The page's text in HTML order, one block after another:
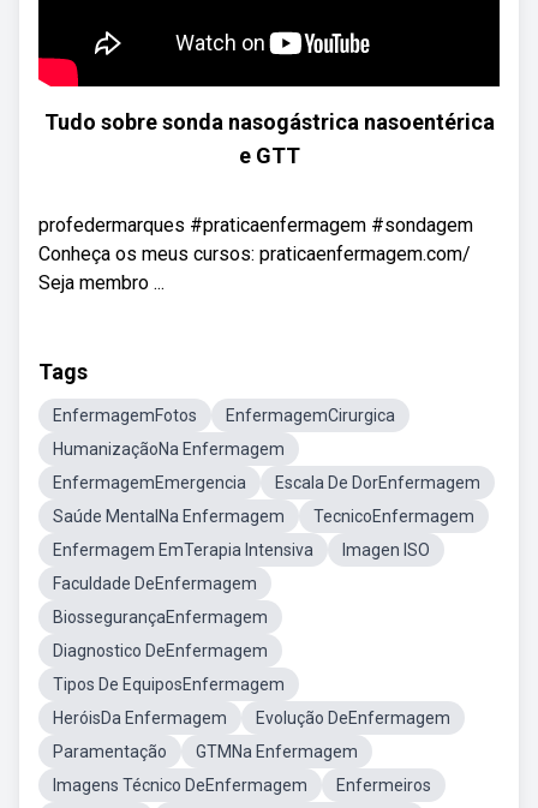
Tudo sobre sonda nasogástrica nasoentérica
e GTT
profedermarques #praticaenfermagem #sondagem
Conheça os meus cursos: praticaenfermagem.com/
Seja membro ...
Tags
EnfermagemFotos
EnfermagemCirurgica
HumanizaçãoNa Enfermagem
EnfermagemEmergencia
Escala De DorEnfermagem
Saúde MentalNa Enfermagem
TecnicoEnfermagem
Enfermagem EmTerapia Intensiva
Imagen ISO
Faculdade DeEnfermagem
BiossegurançaEnfermagem
Diagnostico DeEnfermagem
Tipos De EquiposEnfermagem
HeróisDa Enfermagem
Evolução DeEnfermagem
Paramentação
GTMNa Enfermagem
Imagens Técnico DeEnfermagem
Enfermeiros